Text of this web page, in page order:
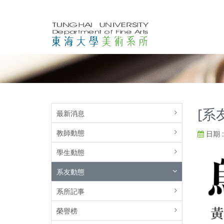
最新消息
教師動態
學生動態
系友動態
系所記事
榮譽榜
[系
日期